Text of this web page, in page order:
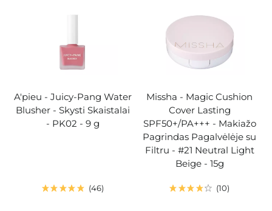
A'pieu - Juicy-Pang Water
Blusher - Skysti Skaistalai
- PK02 - 9 g
46
Missha - Magic Cushion
Cover Lasting
SPF50+/PA+++ - Makiažo
Pagrindas Pagalvėlėje su
Filtru - #21 Neutral Light
Beige - 15g
10